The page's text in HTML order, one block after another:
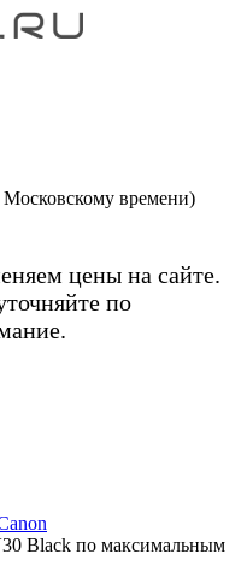
времени)
цены на сайте.
по
Black по максимальным